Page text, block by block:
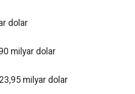
dolar
milyar dolar
milyar dolar